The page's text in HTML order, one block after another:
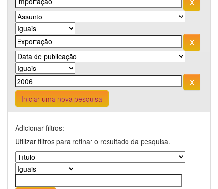
Iniciar uma nova pesquisa
Adicionar filtros:
Utilizar filtros para refinar o resultado da pesquisa.